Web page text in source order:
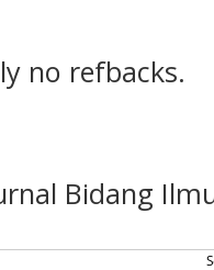
no refbacks.
Bidang